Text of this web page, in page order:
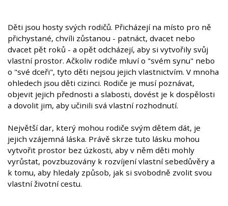
Děti jsou hosty svých rodičů. Přicházejí na místo pro ně
přichystané, chvíli zůstanou - patnáct, dvacet nebo
dvacet pět roků - a opět odcházejí, aby si vytvořily svůj
vlastní prostor. Ačkoliv rodiče mluví o "svém synu" nebo
o "své dceři", tyto děti nejsou jejich vlastnictvím. V mnoha
ohledech jsou děti cizinci. Rodiče je musí poznávat,
objevit jejich přednosti a slabosti, dovést je k dospělosti
a dovolit jim, aby učinili svá vlastní rozhodnutí.
Největší dar, který mohou rodiče svým dětem dát, je
jejich vzájemná láska. Právě skrze tuto lásku mohou
vytvořit prostor bez úzkosti, aby v něm děti mohly
vyrůstat, povzbuzovány k rozvíjení vlastní sebedůvěry a
k tomu, aby hledaly způsob, jak si svobodně zvolit svou
vlastní životní cestu.